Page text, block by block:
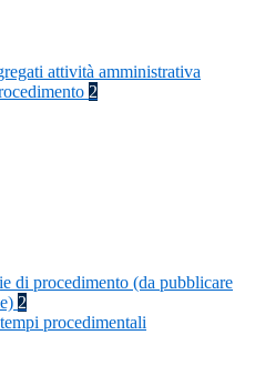
attività amministrativa
2
di procedimento (da pubblicare
2
procedimentali